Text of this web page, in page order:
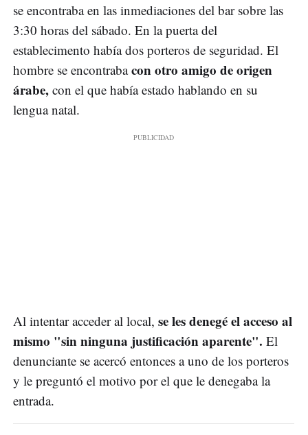
se encontraba en las inmediaciones del bar sobre las
3:30 horas del sábado. En la puerta del
establecimento había dos porteros de seguridad. El
hombre se encontrabacon otro amigo de origen
árabe, con el que había estado hablando en su
lengua natal.
Al intentar acceder al local, se les denegé el acceso al
mismo "sin ninguna justificación aparente". El
denunciante se acercó entonces a uno de los porteros
y le preguntó el motivo por el que le denegaba la
entrada.